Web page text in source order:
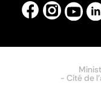
- Cité de